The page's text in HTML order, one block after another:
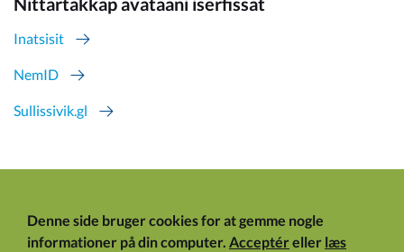
Inatsisit
NemID
Sullissivik.gl
Denne side bruger cookies for at gemme nogle
informationer på din computer. Acceptéreller læs